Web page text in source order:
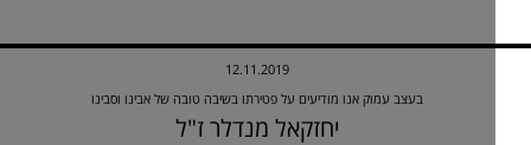
12.11.2019
בעצב עמוק אנו מודיעים על פטירתו בשיבה טובה של אבינו וסבינו
יחזקאל מנדלר ז"ל